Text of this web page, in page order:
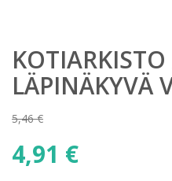
LÄPINÄKYVÄ
5,46€
Alkuperäinen
hinta
4,91 €